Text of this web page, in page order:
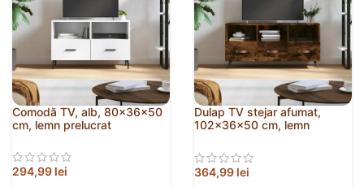
Comodă TV, alb, 80x36x50
cm, lemn prelucrat
294,99 lei
Dulap TV stejar afumat,
102x36x50 cm, lemn
364,99 lei